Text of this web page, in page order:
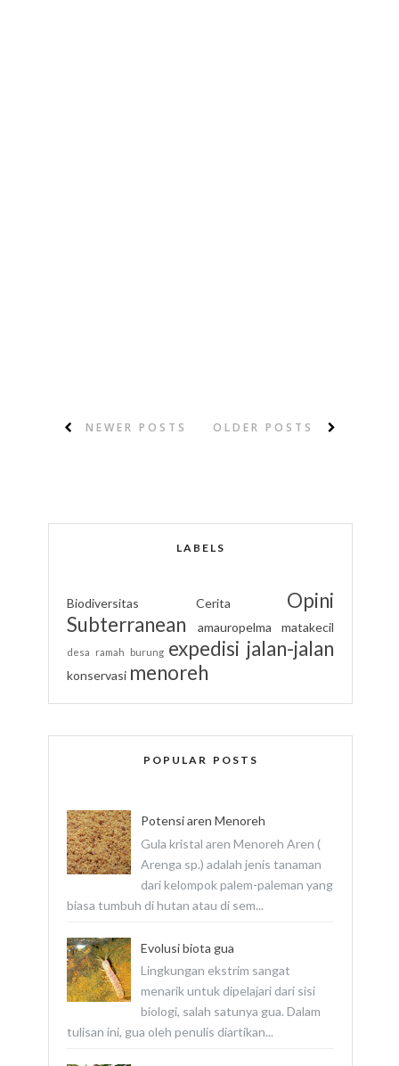
NEWER POSTS OLDER POSTS
LABELS
Biodiversitas Cerita
Opini
Subterranean
amauropelma matakecil
desa ramah burung expedisi jalan-jalan
konservasi menoreh
POPULAR POSTS
Potensi aren Menoreh
Gula kristal aren Menoreh Aren (
Arenga sp.) adalah jenis tanaman
dari kelompok palem-paleman yang
biasa tumbuh di hutan atau di sem...
Evolusi biota gua
Lingkungan ekstrim sangat
menarik untuk dipelajari dari sisi
biologi, salah satunya gua. Dalam
tulisan ini, gua oleh penulis diartikan...